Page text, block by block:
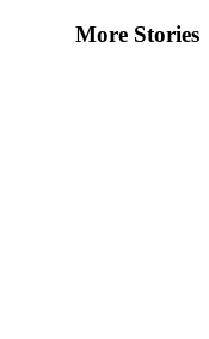
More Stories